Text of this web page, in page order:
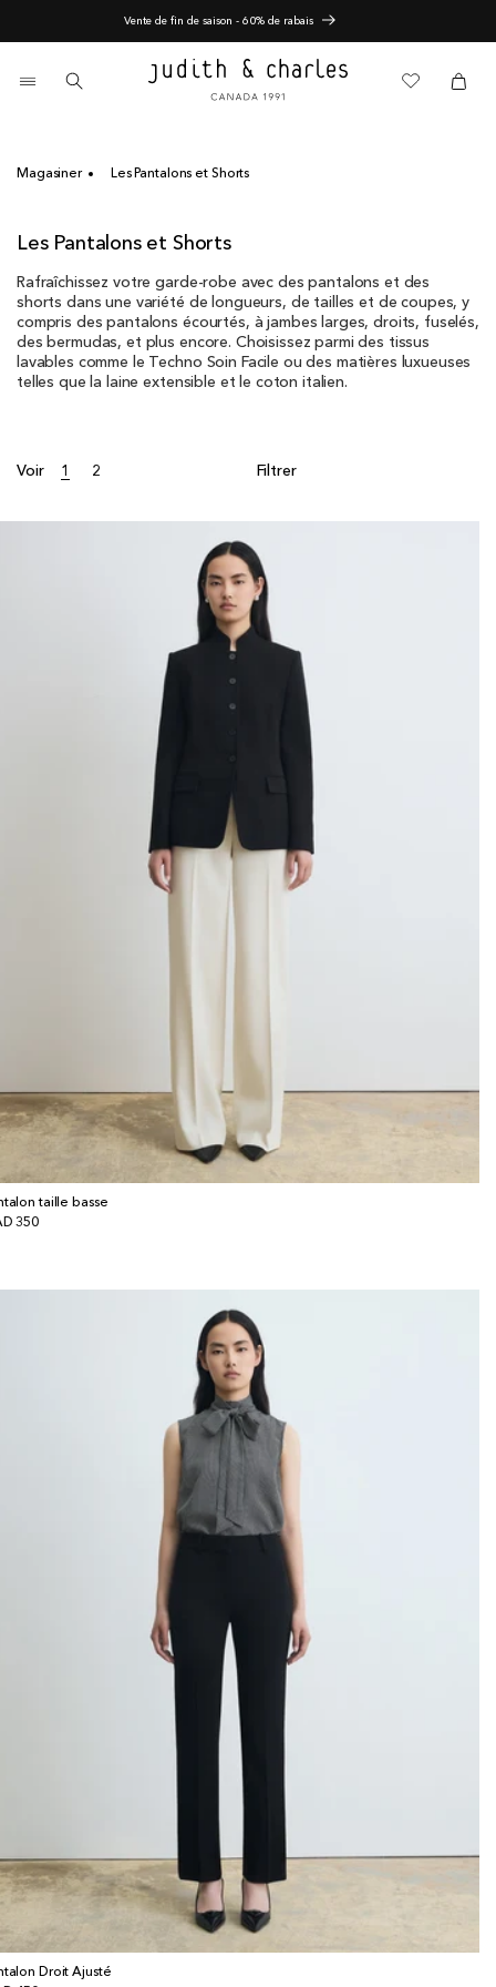
passer
contenu
Vente de fin de saison - 60% de rabais
Panier Panier
Magasiner Les Pantalons et Shorts
C
l
l
e
c
t
:
Les Pantalons et Shorts
Rafraîchissez votre garde-robe avec des pantalons et des
shorts dans une variété de longueurs, de tailles et de coupes, y
compris des pantalons écourtés, à jambes larges, droits, fuselés,
des bermudas, et plus encore. Choisissez parmi des tissus
lavables comme le Techno Soin Facile ou des matières luxueuses
telles que la laine extensible et le coton italien.
Voir 1 2 Filtrer
taille basse
350
Droit Ajusté